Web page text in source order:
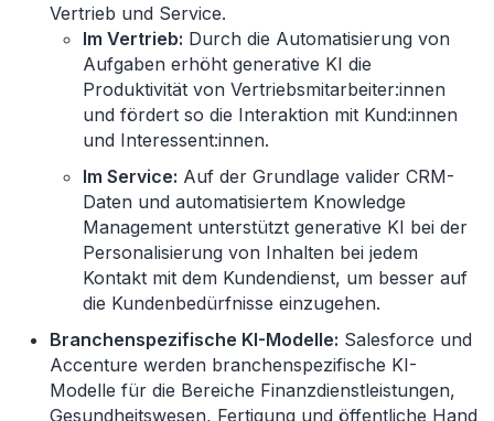
Vertrieb und Service.
Im Vertrieb: Durch die Automatisierung von
Aufgaben erhöht generative KI die
Produktivität von Vertriebsmitarbeiter:innen
und fördert so die Interaktion mit Kund:innen
und Interessent:innen.
Im Service: Auf der Grundlage valider CRM-
Daten und automatisiertem Knowledge
Management unterstützt generative KI bei der
Personalisierung von Inhalten bei jedem
Kontakt mit dem Kundendienst, um besser auf
die Kundenbedürfnisse einzugehen.
Branchenspezifische KI-Modelle: Salesforce und
Accenture werden branchenspezifische KI-
Modelle für die Bereiche Finanzdienstleistungen,
Gesundheitswesen, Fertigung und öffentliche Hand